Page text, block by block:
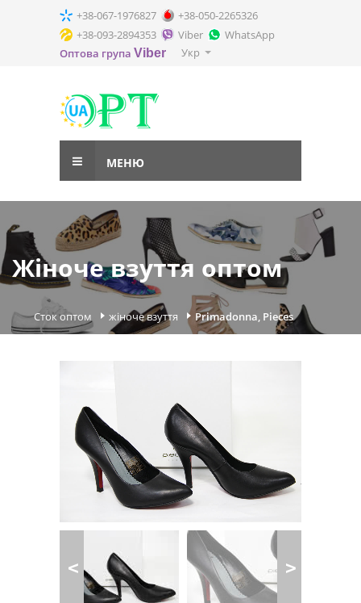
+38-067-1976827
+38-050-2265326
+38-093-2894353
Viber
WhatsApp
Оптова група Viber Укр
МЕНЮ
Жіноче взуття оптом
Сток оптом жіноче взуття Primadonna, Pieces